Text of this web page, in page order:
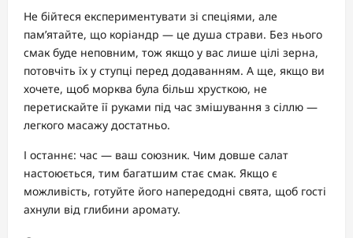
Не бійтеся експериментувати зі спеціями, але
пам’ятайте, що коріандр — це душа страви. Без нього
смак буде неповним, тож якщо у вас лише цілі зерна,
потовчіть їх у ступці перед додаванням. А ще, якщо ви
хочете, щоб морква була більш хрусткою, не
перетискайте її руками під час змішування з сіллю —
легкого масажу достатньо.
І останнє: час — ваш союзник. Чим довше салат
настоюється, тим багатшим стає смак. Якщо є
можливість, готуйте його напередодні свята, щоб гості
ахнули від глибини аромату.